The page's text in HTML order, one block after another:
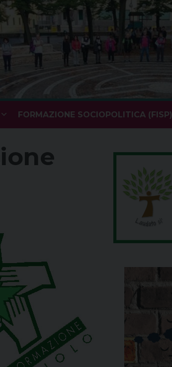
FORMAZIONE SOCIOPOLITICA (FISP)